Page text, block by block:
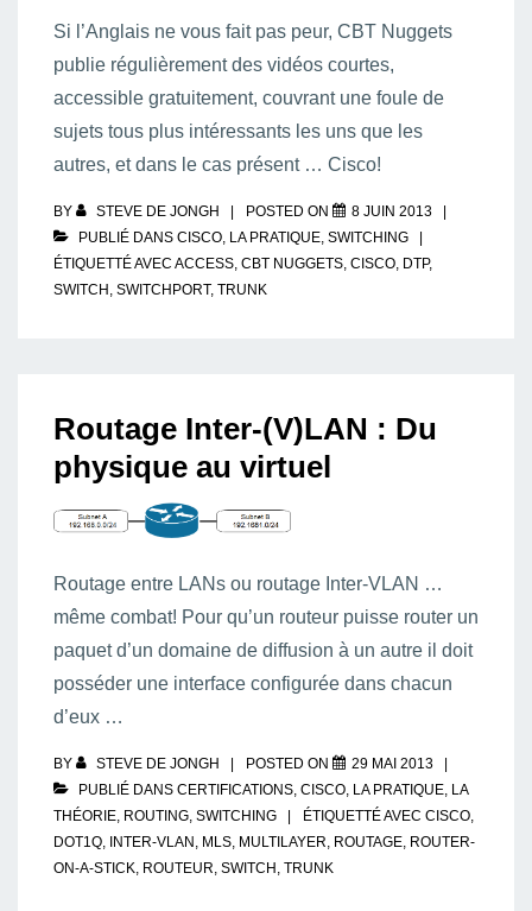
Si l’Anglais ne vous fait pas peur, CBT Nuggets
publie régulièrement des vidéos courtes,
accessible gratuitement, couvrant une foule de
sujets tous plus intéressants les uns que les
autres, et dans le cas présent … Cisco!
BY STEVE DE JONGH POSTED ON
8 JUIN 2013
PUBLIÉ DANS CISCO, LA PRATIQUE, SWITCHING
ÉTIQUETTÉ AVEC ACCESS, CBT NUGGETS, CISCO, DTP,
SWITCH , SWITCHPORT, TRUNK
Routage Inter-(V)LAN : Du
physique au virtuel
Routage entre LANs ou routage Inter-VLAN …
même combat! Pour qu’un routeur puisse router un
paquet d’un domaine de diffusion à un autre il doit
posséder une interface configurée dans chacun
d’eux …
BY STEVE DE JONGH POSTED ON
29 MAI 2013
PUBLIÉ DANS CERTIFICATIONS, CISCO, LA PRATIQUE, LA
THÉORIE, ROUTING, SWITCHING ÉTIQUETTÉ AVEC CISCO,
DOT1Q, INTER-VLAN , MLS, MULTILAYER, ROUTAGE, ROUTER-
ON-A-STICK, ROUTEUR, SWITCH , TRUNK